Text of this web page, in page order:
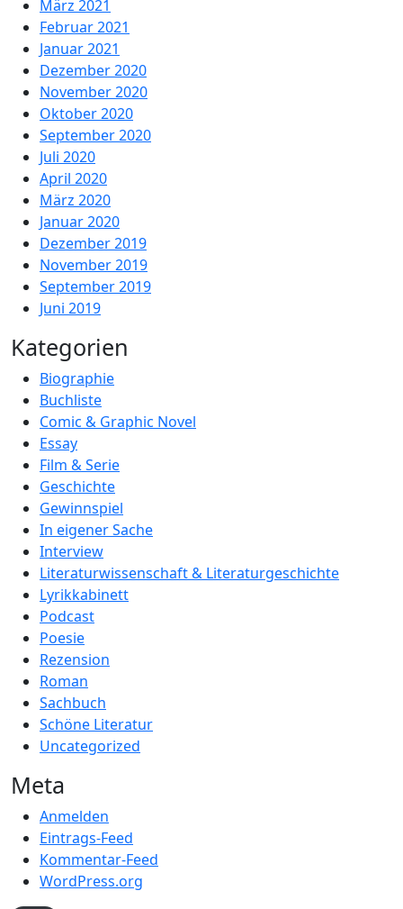
März 2021
Februar 2021
Januar 2021
Dezember 2020
November 2020
Oktober 2020
September 2020
Juli 2020
April 2020
März 2020
Januar 2020
Dezember 2019
November 2019
September 2019
Juni 2019
Kategorien
Biographie
Buchliste
Comic & Graphic Novel
Essay
Film & Serie
Geschichte
Gewinnspiel
In eigener Sache
Interview
Literaturwissenschaft & Literaturgeschichte
Lyrikkabinett
Podcast
Poesie
Rezension
Roman
Sachbuch
Schöne Literatur
Uncategorized
Meta
Anmelden
Eintrags-Feed
Kommentar-Feed
WordPress.org